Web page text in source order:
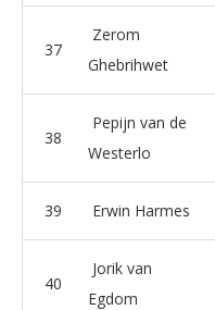
37
Zerom
Ghebrihwet
38
Pepijn van de
Westerlo
39 Erwin Harmes
40
Jorik van
Egdom